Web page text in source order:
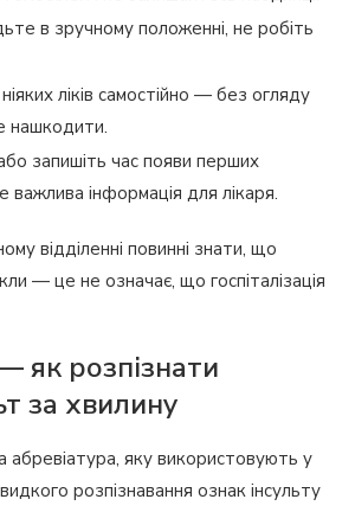
в зручному положенні, не робіть
ліків самостійно — без огляду
нашкодити.
запишіть час появи перших
важлива інформація для лікаря.
відділенні повинні знати, що
— це не означає, що госпіталізація
як розпізнати
за хвилину
яку використовують у
розпізнавання ознак інсульту